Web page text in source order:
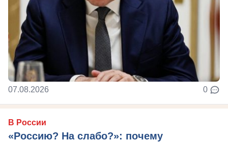
07.08.2026 0
В России
«Россию? На слабо?»: почему